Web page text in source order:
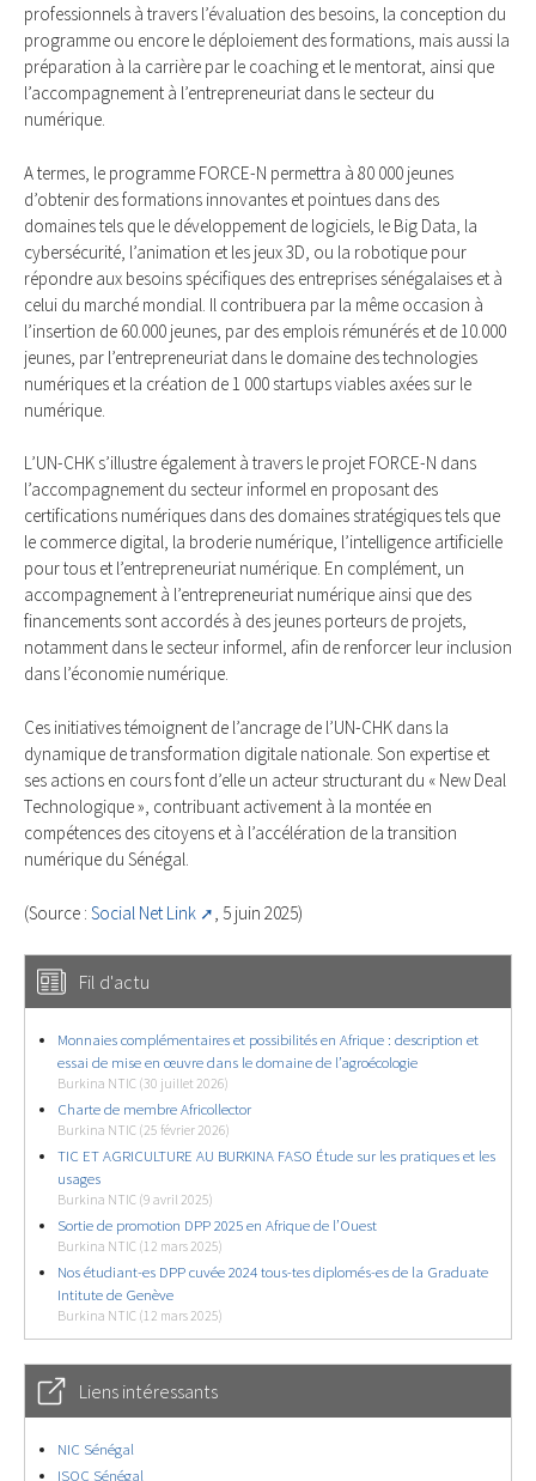
professionnels à travers l’évaluation des besoins, la conception du
programme ou encore le déploiement des formations, mais aussi la
préparation à la carrière par le coaching et le mentorat, ainsi que
l’accompagnement à l’entrepreneuriat dans le secteur du
numérique.
A termes, le programme FORCE-N permettra à 80 000 jeunes
d’obtenir des formations innovantes et pointues dans des
domaines tels que le développement de logiciels, le Big Data, la
cybersécurité, l’animation et les jeux 3D, ou la robotique pour
répondre aux besoins spécifiques des entreprises sénégalaises et à
celui du marché mondial. Il contribuera par la même occasion à
l’insertion de 60.000 jeunes, par des emplois rémunérés et de 10.000
jeunes, par l’entrepreneuriat dans le domaine des technologies
numériques et la création de 1 000 startups viables axées sur le
numérique.
L’UN-CHK s’illustre également à travers le projet FORCE-N dans
l’accompagnement du secteur informel en proposant des
certifications numériques dans des domaines stratégiques tels que
le commerce digital, la broderie numérique, l’intelligence artificielle
pour tous et l’entrepreneuriat numérique. En complément, un
accompagnement à l’entrepreneuriat numérique ainsi que des
financements sont accordés à des jeunes porteurs de projets,
notamment dans le secteur informel, afin de renforcer leur inclusion
dans l’économie numérique.
Ces initiatives témoignent de l’ancrage de l’UN-CHK dans la
dynamique de transformation digitale nationale. Son expertise et
ses actions en cours font d’elle un acteur structurant du « New Deal
Technologique », contribuant activement à la montée en
compétences des citoyens et à l’accélération de la transition
numérique du Sénégal.
(Source : Social Net Link , 5 juin 2025)
Fil d'actu
Monnaies complémentaires et possibilités en Afrique : description et
essai de mise en œuvre dans le domaine de l’agroécologie
Burkina NTIC (30 juillet 2026)
Charte de membre Africollector
Burkina NTIC (25 février 2026)
TIC ET AGRICULTURE AU BURKINA FASO Étude sur les pratiques et les
usages
Burkina NTIC (9 avril 2025)
Sortie de promotion DPP 2025 en Afrique de l’Ouest
Burkina NTIC (12 mars 2025)
Nos étudiant-es DPP cuvée 2024 tous-tes diplomés-es de la Graduate
Intitute de Genève
Burkina NTIC (12 mars 2025)
Liens intéressants
NIC Sénégal
ISOC Sénégal